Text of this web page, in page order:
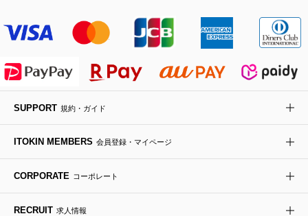
傘・日傘
レッグウェア
時計
その他のグッズ・小物
SUPPORT 規約・ガイド
ITOKIN MEMBERS 会員登録・マイページ
CORPORATE コーポレート
RECRUIT 求人情報